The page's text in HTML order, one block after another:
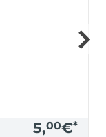
5,00€*